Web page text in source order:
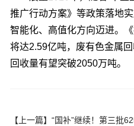
推广行动方案》等政策落地
智能化、高值化方向迈进。
将达2.59亿吨，废有色金属
回收量有望突破2050万吨。
【上一篇】 “国补”继续！第三批